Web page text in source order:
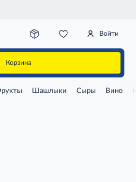
Войти
Корзина
Шашлыки Сыры Вино